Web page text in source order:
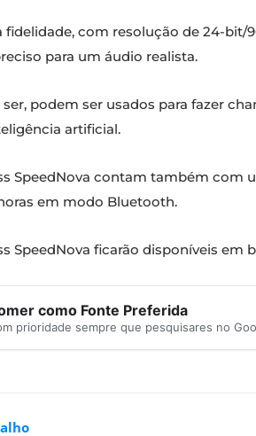
com resolução de 24-
para um áudio realista.
podem ser usados para fazer
artificial.
SpeedNova contam também
em modo Bluetooth.
SpeedNova ficarão disponíveis em
como Fonte Preferida
prioridade sempre que pesquisares no